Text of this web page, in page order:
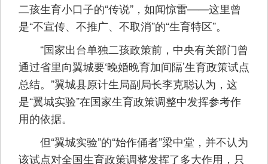
二孩生育小口子的“传说”，如闻惊雷——这里曾
是“不宣传、不推广、不取消”的“生育特区”。
“国家出台单独二孩政策前，中央有关部门曾
通过省里向翼城要‘晚婚晚育加间隔’生育政策试点
总结。”翼城县原计生局副局长李克聪认为，这
是“翼城实验”在国家生育政策调整中发挥参考作
用的依据。
但“翼城实验”的“始作俑者”梁中堂，并不认为
该试点对全国生育政策调整发挥了多大作用，只